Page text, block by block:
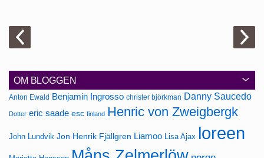
OM BLOGGEN
Anton Ewald Benjamin Ingrosso christer björkman Danny Saucedo
Dotter eric saade esc finland Henric von Zweigbergk
John Lundvik Jon Henrik Fjällgren Liamoo Lisa Ajax loreen